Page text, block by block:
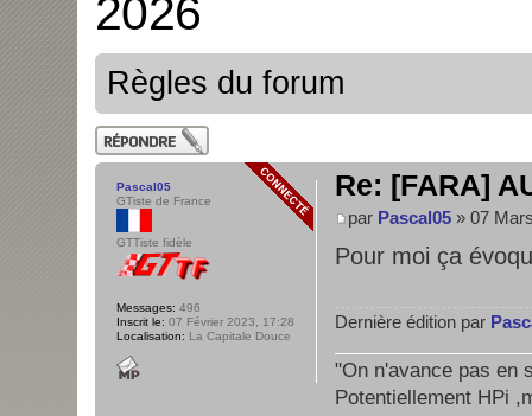
2026
Règles du forum
Publier une
réponse
Re: [FARA]
par Pascal05 » 07
Pour moi ça
Dernière édition par
"On n'avance pas en
Potentiellement HPi
Pascal05
GTiste de France
GTTiste fidèle
Messages: 496
Inscrit le: 07 Février 2023, 17:28
Localisation: La Capitale Douce